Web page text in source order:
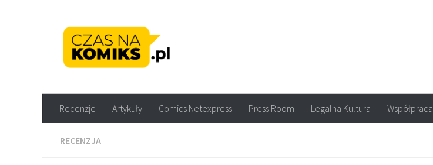
Recenzje Artykuły Comics Netexpress Press Room Legalna Kultura Współpraca
RECENZJA